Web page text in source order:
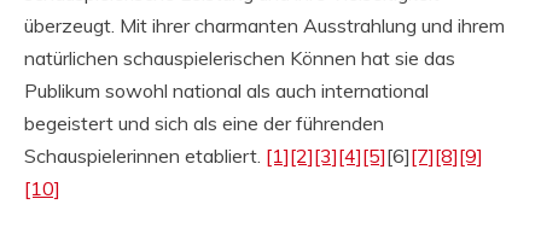
überzeugt. Mit ihrer charmanten Ausstrahlung und ihrem
natürlichen schauspielerischen Können hat sie das
Publikum sowohl national als auch international
begeistert und sich als eine der führenden
Schauspielerinnen etabliert. [1][2][3][4][5][6][7][8][9]
[10]